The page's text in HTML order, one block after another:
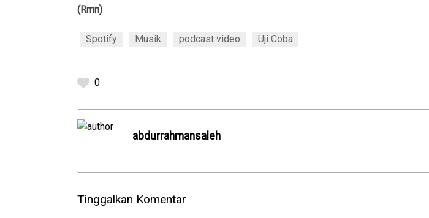
(Rmn)
Spotify Musik podcast video Uji Coba
0
abdurrahmansaleh
Tinggalkan Komentar